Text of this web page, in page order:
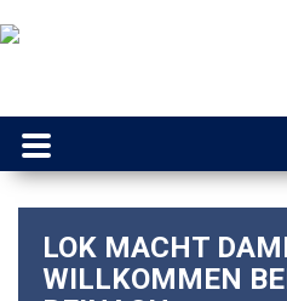
LOK MACHT
WILLKOMMEN